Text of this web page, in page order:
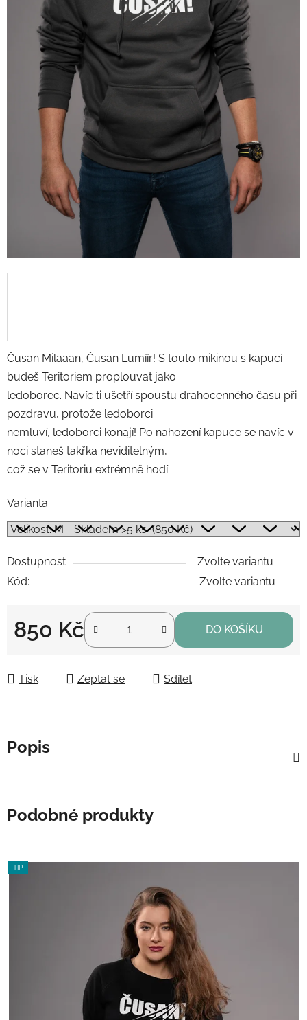
Čusan Milaaan, Čusan Lumíír! S touto mikinou s kapucí
budeš Teritoriem proplouvat jako
ledoborec. Navíc ti ušetří spoustu drahocenného času při
pozdravu, protože ledoborci
nemluví, ledoborci konají! Po nahození kapuce se navíc v
noci staneš takřka neviditelným,
což se v Teritoriu extrémně hodí.
Varianta:
Dostupnost
Zvolte variantu
Kód:
Zvolte variantu
850 Kč DO KOŠÍKU
Tisk Zeptat se Sdílet
Popis
Podobné produkty
TIP